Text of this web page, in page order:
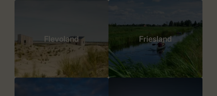
Flevoland Friesland